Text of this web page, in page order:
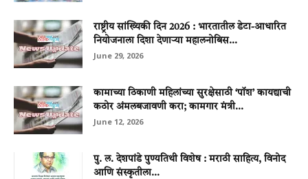
राष्ट्रीय सांख्यिकी दिन 2026 : भारतातील डेटा-आधारित
नियोजनाला दिशा देणाऱ्या महालनोबिस...
June 29, 2026
कामाच्या ठिकाणी महिलांच्या सुरक्षेसाठी ‘पॉश’ कायद्याची
कठोर अंमलबजावणी करा; कामगार मंत्री...
June 12, 2026
पु. ल. देशपांडे पुण्यतिथी विशेष : मराठी साहित्य, विनोद
आणि संस्कृतीला...